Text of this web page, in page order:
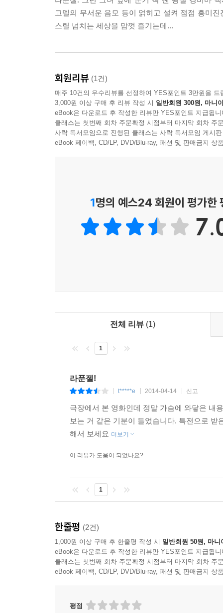
화면방식 : 1080P High Definition / 1.78:1
오디오 : Korean 5.1 Dolby Digital / English 7.1
지역코드 : A
고델의 무서운 음모 등이 얽히고 설켜 점점 흥미
스릴 넘치는 세상을 맘껏 즐기는데...
회원리뷰 (1건)
매주 10건의 우수리뷰를 선정하여 YES포인트 3만원을 드
3,000원 이상 구매 후 리뷰 작성 시 일반회원 300원, 마니
eBook은 다운로드 후 작성한 리뷰만 YES포인트 지급됩니
클래스는 첫번째 회차 주문확정 시점부터 마지막 회차 주
사락 독서모임으로 진행된 클래스는 사락 독서모임 게시
eBook 페이백, CD/LP, DVD/Blu-ray, 패션 및 판매금지 상
1명의 예스24 회원이 평가한
전체 리뷰 (1)
1
라푼젤!
t*****e 2014-04-14 신고
극장에서 본 영화인데 정말 가슴에 와닿은 내
보는 거 같은 기분이 들었습니다. 특전으로
해서 보세요 더보기
이 리뷰가 도움이 되었나요?
1
한줄평 (2건)
1,000원 이상 구매 후 한줄평 작성 시 일반회원 50원, 마니
eBook은 다운로드 후 작성한 리뷰만 YES포인트 지급됩니
클래스는 첫번째 회차 주문확정 시점부터 마지막 회차 주
eBook 페이백, CD/LP, DVD/Blu-ray, 패션 및 판매금지 상
평점